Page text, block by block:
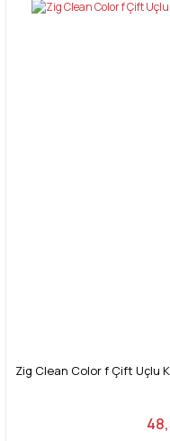
Zig Clean Color f Çift Uçlu